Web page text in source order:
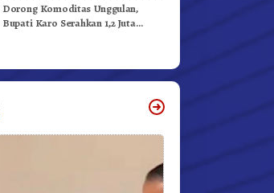
Dorong Komoditas Unggulan,
Bupati Karo Serahkan 1,2 Juta